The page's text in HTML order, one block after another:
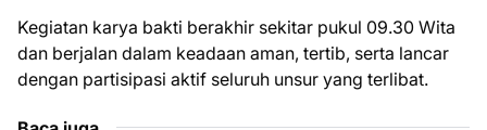
Kegiatan karya bakti berakhir sekitar pukul 09.30 Wita
dan berjalan dalam keadaan aman, tertib, serta lancar
dengan partisipasi aktif seluruh unsur yang terlibat.